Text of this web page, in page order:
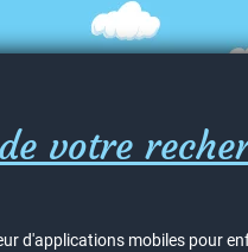
votre
d'applications mobiles pour